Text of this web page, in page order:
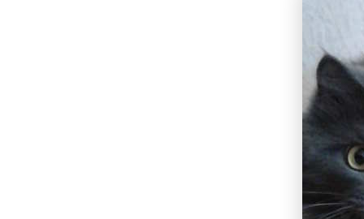
Сельское хозяйство
Городское хозяйство
Ветеринария, Зоотовары
Курьерская служба,